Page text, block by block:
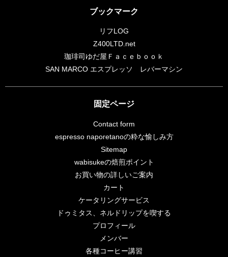
ブックマーク
リフLOG
Z400LTD.net
珈琲司ゆだ屋Ｆａｃｅｂｏｏｋ
SAN MARCO エスプレッソ レバーマシン
固定ページ
Contact form
espresso naporetanoの粋な愉しみ方
Sitemap
wabisukeの焙煎ポイント
お買い物の詳しいご案内
カート
ケータリングサービス
ドゥミタス、ネルドリップを喫する
プロフィール
メンバー
各種コーヒー講習